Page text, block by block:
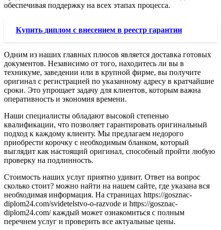
обеспечивая поддержку на всех этапах процесса.
Купить диплом с внесением в реестр гарантии
Одним из наших главных плюсов является доставка готовых
документов. Независимо от того, находитесь ли вы в
техникуме, заведении или в крупной фирме, вы получите
оригинал с регистрацией по указанному адресу в кратчайшие
сроки. Это упрощает задачу для клиентов, которым важна
оперативность и экономия времени.
Наши специалисты обладают высокой степенью
квалификации, что позволяет гарантировать оригинальный
подход к каждому клиенту. Мы предлагаем недорого
приобрести корочку с необходимым бланком, который
выглядит как настоящий оригинал, способный пройти любую
проверку на подлинность.
Стоимость наших услуг приятно удивит. Ответ на вопрос
сколько стоит? можно найти на нашем сайте, где указана вся
необходимая информация. На страницах https://gosznac-
diplom24.com/svidetelstvo-o-razvode и https://gosznac-
diplom24.com/ каждый может ознакомиться с полным
перечнем услуг и проверить все актуальные цены.